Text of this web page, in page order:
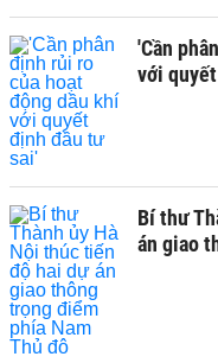
'Cần
với
Bí thư
án giao